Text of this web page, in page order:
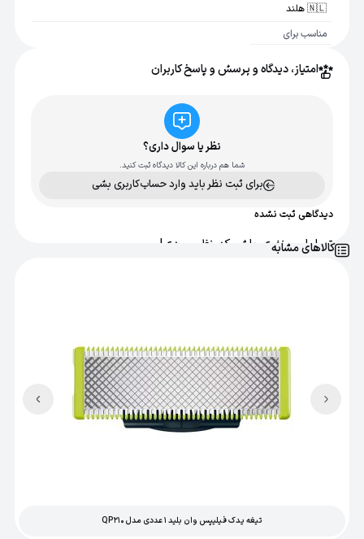
🇳🇱 هلند
مناسب برای
اصالت کالا
امتیاز، دیدگاه و پرسش و پاسخ کاربران
نظر یا سوال داری؟
شما هم درباره این کالا دیدگاه ثبت کنید.
برای ثبت نظر باید وارد حساب‌کاربری بشی
دیدگاهی ثبت نشده
تو اولین نفری باش که نظر میدی!
کالاهای مشابه
تیغه یدک فیلیپس وان بلید 1 عددی مدل QP210